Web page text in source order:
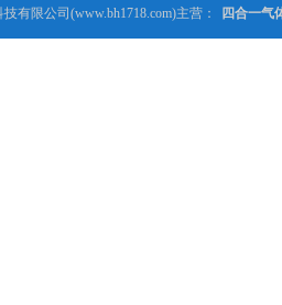
有限公司(www.bh1718.com)主营：
四合一气